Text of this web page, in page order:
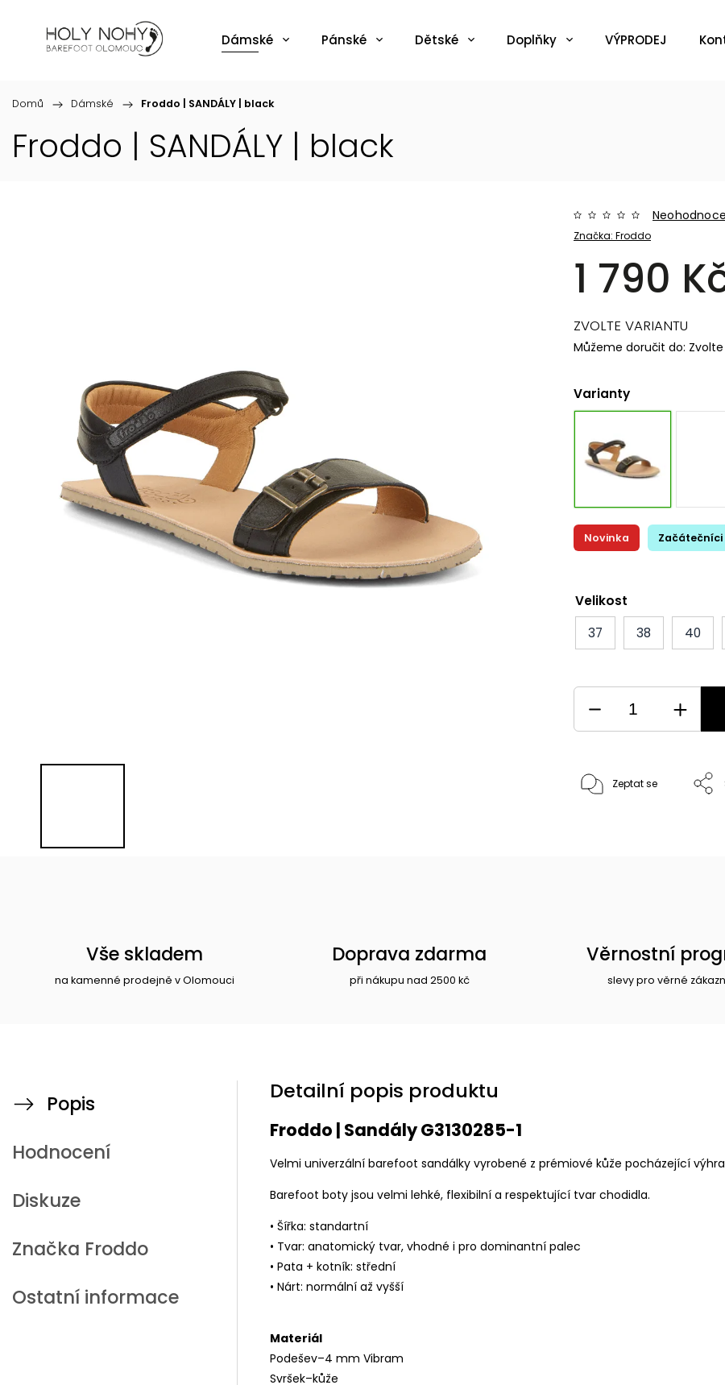
Dámské Pánské Dětské Doplňky VÝPRODEJ
Domů / Dámské / Froddo | SANDÁLY | black
Froddo | SANDÁLY | black
Značka:Froddo
Varianty
1 790
Novinka Začátečníci
ZVOLTE VARIANTU
Můžeme doručit do:
Velikost
37
38 40
Zeptat se
Vše skladem
na kamenné prodejně v Olomouci
Doprava zdarma
při nákupu nad 2500 kč
Věrnostní
slevy pro věrné
Popis
Hodnocení
Diskuze
Značka Froddo
Ostatní informace
Detailní popis produktu
Froddo | Sandály G3130285-1
Velmi univerzální barefoot sandálky vyrobené z prémiové kůže pocházející
Barefoot boty jsou velmi lehké, flexibilní a respektující tvar chodidla.
• Šířka: standartní
• Tvar: anatomický tvar, vhodné i pro dominantní palec
• Pata + kotník: střední
• Nárt: normální až vyšší
Materiál
Podešev–4 mm Vibram
Svršek–kůže